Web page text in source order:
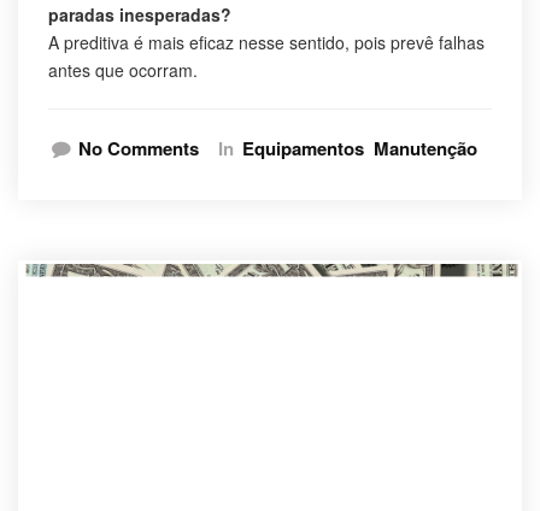
paradas inesperadas?
A preditiva é mais eficaz nesse sentido, pois prevê falhas
antes que ocorram.
No Comments In Equipamentos Manutenção